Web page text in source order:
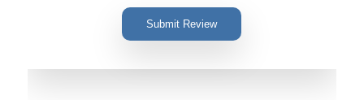
Submit Review